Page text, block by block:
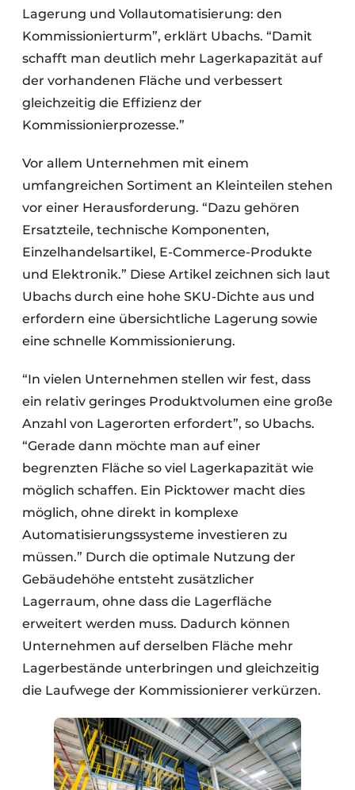
Lagerung und Vollautomatisierung: den
Kommissionierturm”, erklärt Ubachs. “Damit
schafft man deutlich mehr Lagerkapazität auf
der vorhandenen Fläche und verbessert
gleichzeitig die Effizienz der
Kommissionierprozesse.”
Vor allem Unternehmen mit einem
umfangreichen Sortiment an Kleinteilen stehen
vor einer Herausforderung. “Dazu gehören
Ersatzteile, technische Komponenten,
Einzelhandelsartikel, E-Commerce-Produkte
und Elektronik.” Diese Artikel zeichnen sich laut
Ubachs durch eine hohe SKU-Dichte aus und
erfordern eine übersichtliche Lagerung sowie
eine schnelle Kommissionierung.
“In vielen Unternehmen stellen wir fest, dass
ein relativ geringes Produktvolumen eine große
Anzahl von Lagerorten erfordert”, so Ubachs.
“Gerade dann möchte man auf einer
begrenzten Fläche so viel Lagerkapazität wie
möglich schaffen. Ein Picktower macht dies
möglich, ohne direkt in komplexe
Automatisierungssysteme investieren zu
müssen.” Durch die optimale Nutzung der
Gebäudehöhe entsteht zusätzlicher
Lagerraum, ohne dass die Lagerfläche
erweitert werden muss. Dadurch können
Unternehmen auf derselben Fläche mehr
Lagerbestände unterbringen und gleichzeitig
die Laufwege der Kommissionierer verkürzen.